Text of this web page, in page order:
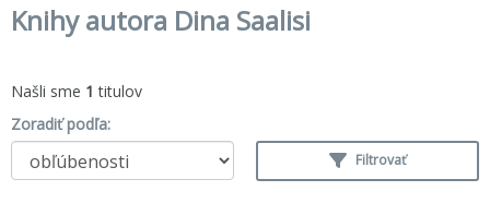
Knihy autora Dina Saalisi
Našli sme 1 titulov
Zoradiť podľa:
Filtrovať